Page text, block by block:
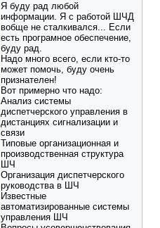
Я буду рад любой
информации. Я с работой ШЧД
вобще не сталкивался... Если
есть програмное обеспечение,
буду рад.
Надо много всего, если кто-то
может помочь, буду очень
признателен!
Вот примерно что надо:
Анализ системы
диспетчерского управления в
дистанциях сигнализации и
связи
Типовые организационная и
производственная структура
ШЧ
Организация диспетчерского
руководства в ШЧ
Известные
автоматизированные системы
управления ШЧ